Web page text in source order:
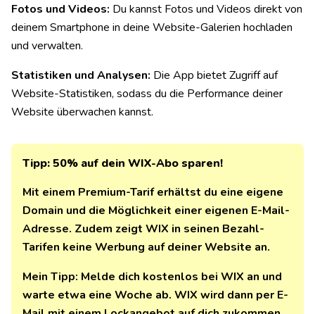
Fotos und Videos: Du kannst Fotos und Videos direkt von
deinem Smartphone in deine Website-Galerien hochladen
und verwalten.
Statistiken und Analysen: Die App bietet Zugriff auf
Website-Statistiken, sodass du die Performance deiner
Website überwachen kannst.
Tipp: 50% auf dein WIX-Abo sparen!
Mit einem Premium-Tarif erhältst du eine eigene
Domain und die Möglichkeit einer eigenen E-Mail-
Adresse. Zudem zeigt WIX in seinen Bezahl-
Tarifen keine Werbung auf deiner Website an.
Mein Tipp: Melde dich kostenlos bei WIX an und
warte etwa eine Woche ab. WIX wird dann per E-